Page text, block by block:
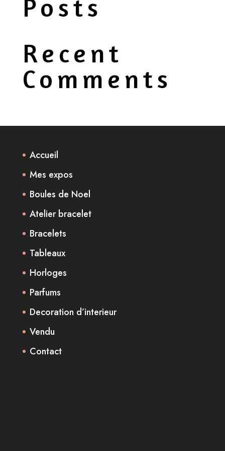
Posts
Recent
Comments
Accueil
Mes expos
Boules de Noel
Atelier bracelet
Bracelets
Tableaux
Horloges
Parfums
Decoration d’interieur
Vendu
Contact